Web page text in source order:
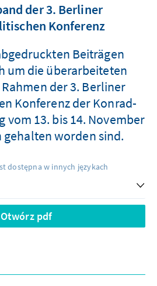
der 3. Berliner
Konferenz
Beiträgen
um die überarbeiteten
der 3. Berliner
Konferenz der Konrad-
vom 13. bis 14. November
gehalten worden sind.
dostępna w innych językach
Otwórz pdf